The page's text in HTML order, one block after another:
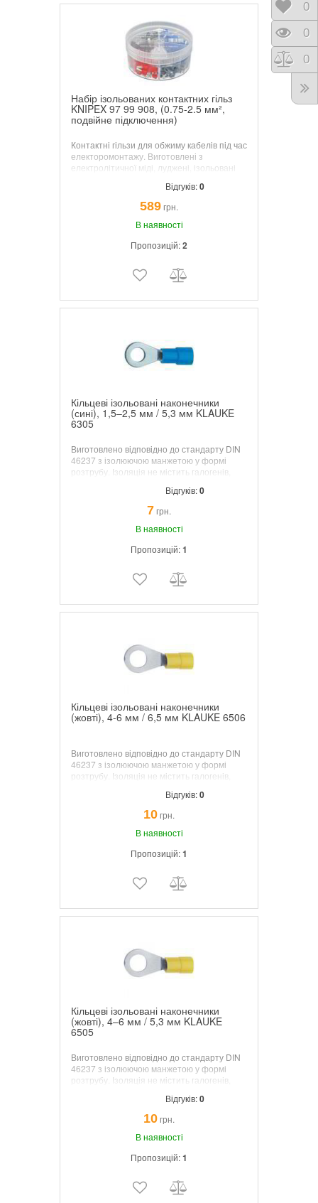
Набір ізольованих контактних гільз
KNIPEX 97 99 908, (0.75-2.5 мм²,
подвійне підключення)
Контактні гільзи для обжиму кабелів під час
електоромонтажу. Виготовлені з
електролітичної міді, луджені, ізольовані
Виготовленні згідно норм DIN 46228-4.
Зручна, прозора коробка. Поворотна
кришка з отвором для доступу до обраного
Відгуків:0
589грн.
В наявності
Пропозицій:2
Кільцеві ізольовані наконечники
(сині), 1,5–2,5 мм / 5,3 мм KLAUKE
6305
Виготовлено відповідно до стандарту DIN
46237 з ізолюючою манжетою у формі
розтрубу. Ізоляція не містить галогенів,
температура 105 °C. Ізоляція із широкою
вхідною частиною, що дозволяє легко
Відгуків:0
7грн.
В наявності
Пропозицій:1
Кільцеві ізольовані наконечники
(жовті), 4-6 мм / 6,5 мм KLAUKE 6506
Виготовлено відповідно до стандарту DIN
46237 з ізолюючою манжетою у формі
розтрубу. Ізоляція не містить галогенів,
температура 105 °C. Ізоляція із широкою
вхідною частиною, що дозволяє легко
Відгуків:0
10грн.
В наявності
Пропозицій:1
Кільцеві ізольовані наконечники
(жовті), 4–6 мм / 5,3 мм KLAUKE
6505
Виготовлено відповідно до стандарту DIN
46237 з ізолюючою манжетою у формі
розтрубу. Ізоляція не містить галогенів,
температура 105 °C. Ізоляція із широкою
вхідною частиною, що дозволяє легко
Відгуків:0
10грн.
В наявності
Пропозицій:1
0
0
0